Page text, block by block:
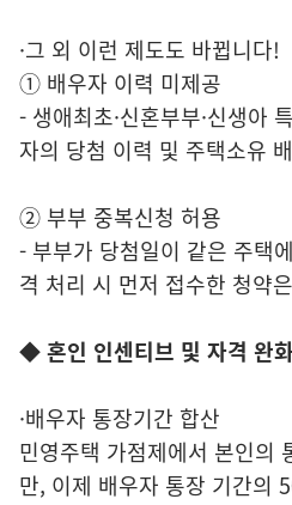
·그 외 이런 제도도 바뀝니다!
① 배우자 이력 미제공
- 생애최초·신혼부부·신생아
자의 당첨 이력 및 주택소유
② 부부 중복신청 허용
- 부부가 당첨일이 같은 주택
격 처리 시 먼저 접수한 청약
◆ 혼인 인센티브 및 자격 완
·배우자 통장기간 합산
민영주택 가점제에서 본인의
만, 이제 배우자 통장 기간의